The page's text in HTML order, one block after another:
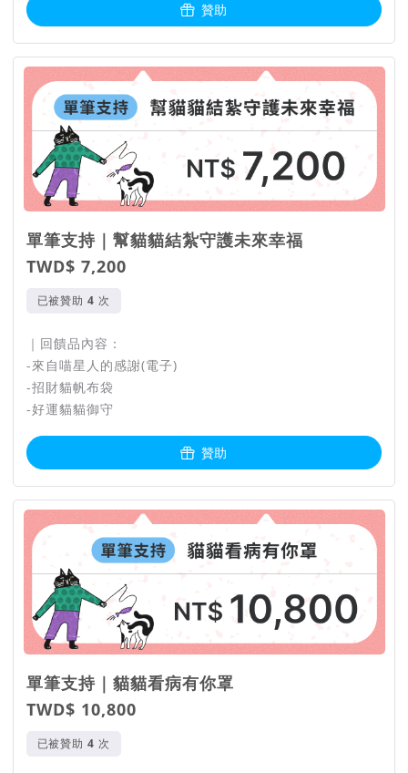
贊助
單筆支持｜幫貓貓結紮守護未來幸福
TWD$ 7,200
已被贊助 次
｜回饋品內容：
-來自喵星人的感謝(電子)
-招財貓帆布袋
-好運貓貓御守
贊助
單筆支持｜貓貓看病有你罩
TWD$ 10,800
已被贊助 次